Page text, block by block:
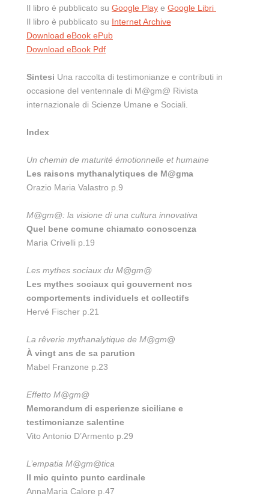
Il libro è pubblicato su Google Play e Google Libri
Il libro è pubblicato su Internet Archive
Download eBook ePub
Download eBook Pdf
Sintesi Una raccolta di testimonianze e contributi in
occasione del ventennale di M@gm@ Rivista
internazionale di Scienze Umane e Sociali.
Index
Un chemin de maturité émotionnelle et humaine
Les raisons mythanalytiques de M@gma
Orazio Maria Valastro p.9
M@gm@: la visione di una cultura innovativa
Quel bene comune chiamato conoscenza
Maria Crivelli p.19
Les mythes sociaux du M@gm@
Les mythes sociaux qui gouvernent nos
comportements individuels et collectifs
Hervé Fischer p.21
La rêverie mythanalytique de M@gm@
À vingt ans de sa parution
Mabel Franzone p.23
Effetto M@gm@
Memorandum di esperienze siciliane e
testimonianze salentine
Vito Antonio D’Armento p.29
L’empatia M@gm@tica
Il mio quinto punto cardinale
AnnaMaria Calore p.47